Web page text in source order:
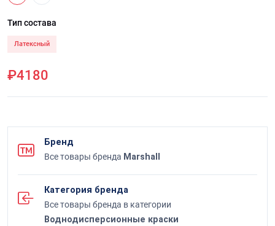
Тип состава
Латексный
₽4180
Бренд
Все товары бренда Marshall
Категория бренда
Все товары бренда в категории
Воднодисперсионные краски